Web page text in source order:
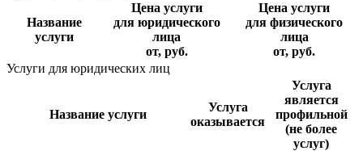
Название
услуги
Цена услуги
для юридического
лица
от, руб.
Цена услуги
для физического
лица
от, руб.
Услуги для юридических лиц
Название услуги
Услуга
оказывается
Услуга
является
профильной
(не более
услуг)